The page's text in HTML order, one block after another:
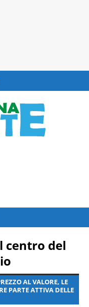
centro del
AL VALORE, LE
PARTE ATTIVA DELLE